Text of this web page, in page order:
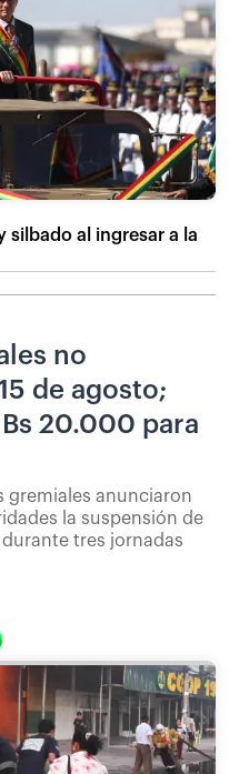
silbado al ingresar a la
no
de agosto;
20.000 para
gremiales anunciaron
la suspensión de
durante tres jornadas